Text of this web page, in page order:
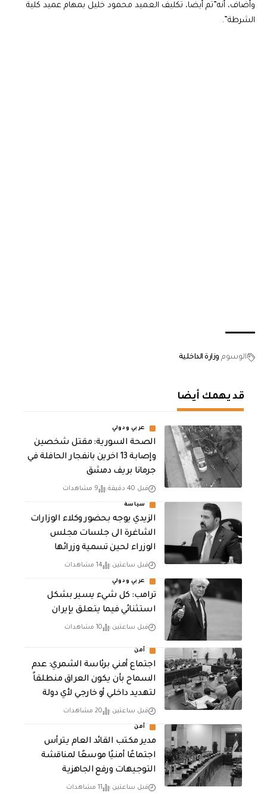
وأضاف، أنه”تم أيضا، تكليف العميد محمود خليل بمهام عميد كلية
الشرطة”.
الوسوم وزارة الداخلية
قد يهمك أيضا
عربي ودولي
الصحة السورية: مقتل شخصين
وإصابة 13 اخرين بانفجار الحافلة في
جرمانا بريف دمشق
قبل 40 دقيقة 9 مشاهدات
سياسة
الزيدي يوجه بحضور وكلاء الوزارات
الشاغرة الى جلسات مجلس
الوزراء لحين تسمية وزرائها
قبل ساعتين 14 مشاهدات
عربي ودولي
ترامب: كل شيء يسير بشكل
استثنائي فيما يتعلق بإيران
قبل ساعتين 10 مشاهدات
أمن
اجتماع أمني برئاسة الشمري: عدم
السماح بأن يكون العراق منطلقاً
لتهديد داخلي أو خارجي لأي دولة
قبل ساعتين 20 مشاهدات
أمن
مدير مكتب القائد العام يترأس
اجتماعًا أمنيًا موسعًا لمناقشة
التوجيهات ورفع الجاهزية
قبل ساعتين 11 مشاهدات